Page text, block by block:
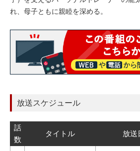
れ、母子ともに親睦を深める。
放送スケジュール
話
数
タイトル 放送